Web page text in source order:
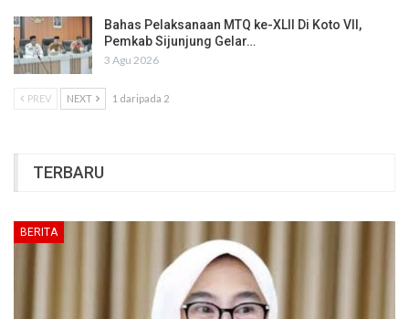
Bahas Pelaksanaan MTQ ke-XLII Di Koto VII,
Pemkab Sijunjung Gelar…
3 Agu 2026
PREV NEXT 1 daripada 2
TERBARU
BERITA